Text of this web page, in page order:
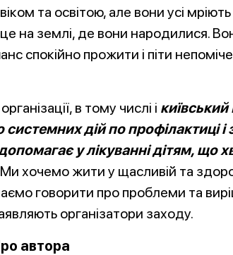
та освітою, але вони усі
на землі, де вони народилися.
спокійно прожити і піти
в тому числі і київський
дій по профілактиці і
у лікуванні дітям, що
хочемо жити у щасливій та
говорити про проблеми та
організатори заходу.
автора